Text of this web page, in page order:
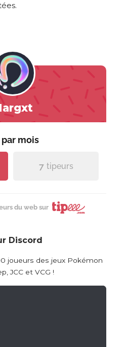
.
mois
7 tipeurs
du web sur
Discord
joueurs des jeux Pokémon
JCC et VCG !